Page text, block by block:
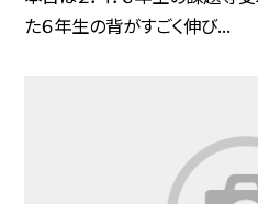
た６年生の背がすごく伸び...